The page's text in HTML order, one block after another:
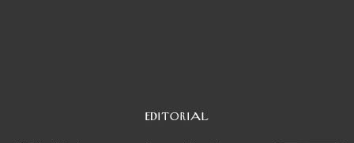
EDITORIAL